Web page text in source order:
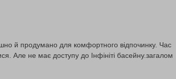
й продумано для комфортного відпочинку. Час
Але не має доступу до Інфініті басейну.загалом